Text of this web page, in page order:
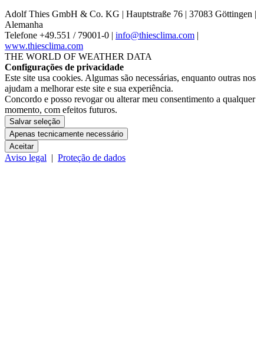
Adolf Thies GmbH & Co. KG | Hauptstraße 76 | 37083 Göttingen |
Alemanha
Telefone +49.551 /­ 79001-0 | info@thiesclima.com
www.thiesclima.com
THE WORLD OF WEATHER DATA
Configurações de privacidade
Este site usa cookies. Algumas são necessárias, enquanto outras nos
ajudam a melhorar este site e sua experiência.
Concordo e posso revogar ou alterar meu consentimento a qualquer
momento, com efeitos futuros.
Salvar seleção
Apenas tecnicamente necessário
Aceitar
Aviso legal Proteção de dados